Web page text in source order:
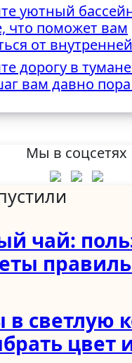
уютный
что поможет вам
от
дорогу в
вам давно пора
Мы в соцсетях
чай:
светлую
цвет